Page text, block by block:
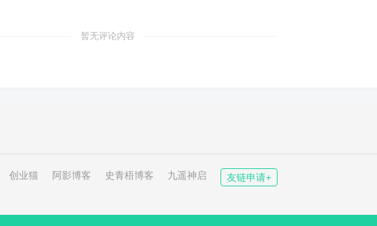
暂无评论内容
创业猫 阿影博客 史青梧博客 九遥神启 友链申请+